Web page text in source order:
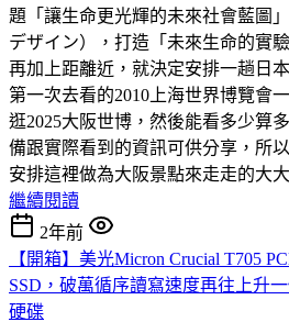
題「讓生命更光輝的未來社會藍圖
デザイン），打造「未來生命的實
再加上距離近，就決定安排一趟日
第一次去看的2010上海世界博覽會
逛2025大阪世博，然後能看多少算
備跟實際看到的資訊可供分享，所
安排這裡做為大阪景點來走走的大
繼續閱讀
2年前
【開箱】美光Micron Crucial T705
SSD，破萬循序讀寫速度再往上升
硬碟